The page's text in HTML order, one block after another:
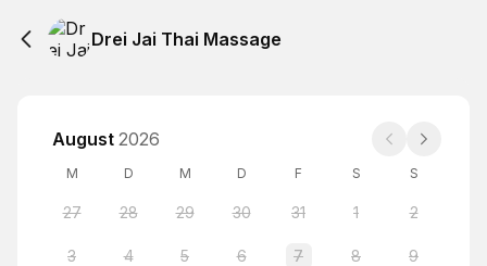
Drei Jai Thai Massage
August 2026
M D M D F S S
27 28 29 30 31 1 2
3 4 5 6 7 8 9